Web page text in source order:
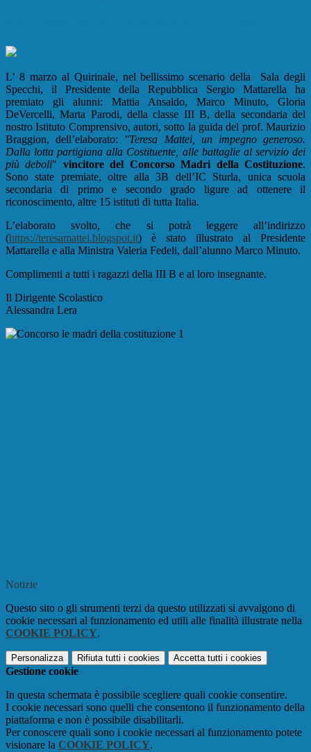
L’ 8 marzo al Quirinale, nel bellissimo scenario della Sala degli
Specchi, il Presidente della Repubblica Sergio Mattarella ha
premiato gli alunni: Mattia Ansaldo, Marco Minuto, Gloria
DeVercelli, Marta Parodi, della classe III B, della secondaria del
nostro Istituto Comprensivo, autori, sotto la guida del prof. Maurizio
Braggion, dell’elaborato: "Teresa Mattei, un impegno generoso.
Dalla lotta partigiana alla Costituente, alle battaglie al servizio dei
più deboli" vincitore del Concorso Madri della Costituzione.
Sono state premiate, oltre alla 3B dell’IC Sturla, unica scuola
secondaria di primo e secondo grado ligure ad ottenere il
riconoscimento, altre 15 istituti di tutta Italia.
L’elaborato svolto, che si potrà leggere all’indirizzo
(https://teresamattei.blogspot.it) è stato illustrato al Presidente
Mattarella e alla Ministra Valeria Fedeli, dall’alunno Marco Minuto.
Complimenti a tutti i ragazzi della III B e al loro insegnante.
Il Dirigente Scolastico
Alessandra Lera
Notizie
Questo sito o gli strumenti terzi da questo utilizzati si avvalgono di
cookie necessari al funzionamento ed utili alle finalità illustrate nella
COOKIE POLICY.
Personalizza Rifiuta tutti i cookies Accetta tutti i cookies
Gestione cookie
In questa schermata è possibile scegliere quali cookie consentire.
I cookie necessari sono quelli che consentono il funzionamento della
piattaforma e non è possibile disabilitarli.
Per conoscere quali sono i cookie necessari al funzionamento potete
visionare la COOKIE POLICY.